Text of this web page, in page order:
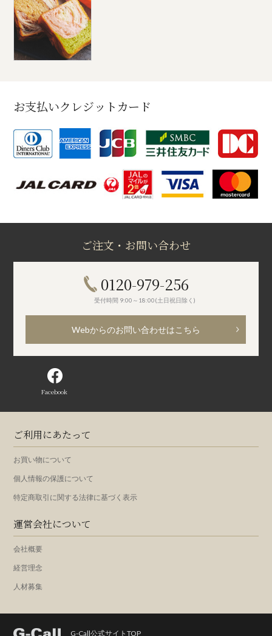
お支払いクレジットカード
ご注文・お問い合わせ
0120-979-256
受付時間 9:00～18:00(土日祝日除く)
Webからのお問い合わせはこちら
Facebook
ご利用にあたって
お買い物について
個人情報の保護について
特定商取引に関する法律に基づく表示
運営会社について
会社概要
経営理念
人材募集
G-Call公式サイトTOP